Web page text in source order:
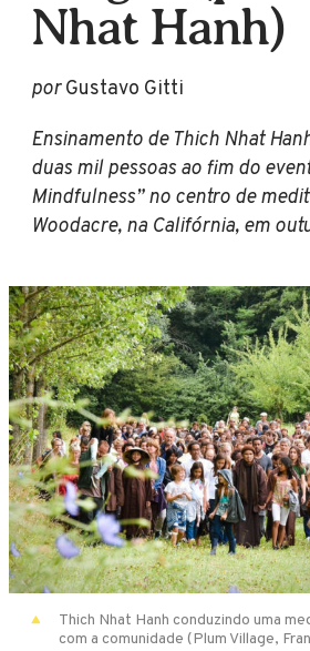
Nhat Hanh)
porGustavo Gitti
Ensinamento de Thich Nhat
duas mil pessoas ao fim do
Mindfulness” no centro de
Woodacre, na Califórnia, em
Thich Nhat Hanh conduzindo uma
com a comunidade (Plum Village,